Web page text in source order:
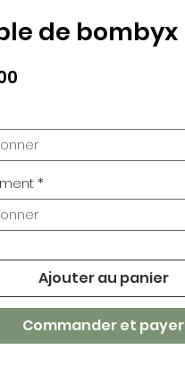
de bombyx
*
Ajouter au panier
Commander et payer